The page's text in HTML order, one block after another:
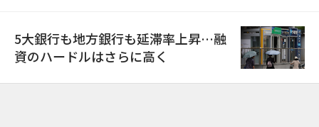
5大銀行も地方銀行も延滞率上昇…融
資のハードルはさらに高く